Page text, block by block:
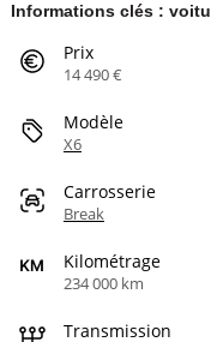
Informations clés :
Prix
14 490 €
Modèle
X6
Carrosserie
Break
Kilométrage
234 000 km
Transmission